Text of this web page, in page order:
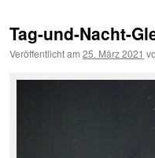
Tag-und-Nacht-
Veröffentlicht am 25. März 2021